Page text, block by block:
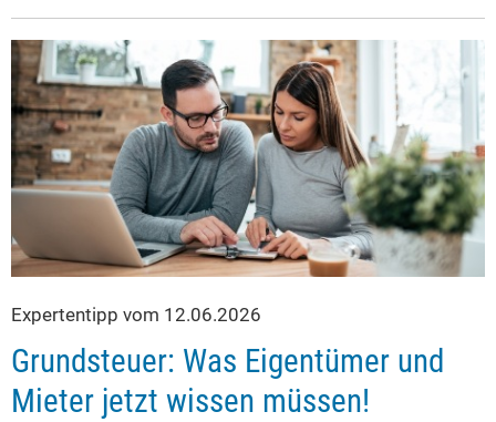
Expertentipp vom 12.06.2026
Grundsteuer: Was Eigentümer und
Mieter jetzt wissen müssen!